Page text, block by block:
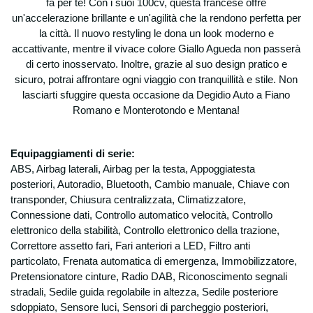
raccogliere alcuni suoi dati personali: dati
anagrafici, indirizzi e nominativi, recapiti
telefonici, indirizzi e-mail, codice fiscale,
partita IVA, dati bancari.
Possono essere raccolti ed archiviati anche
dati relativi alle offerte emesse (anche se
non accettate), agli ordini stipulati, nonché
eventuali informazioni generali relative alla
è necessaria l’acquisizione di dati personali
che il D.lgs 196 qualifica come “sensibili”.
Finalità
i dati personali sono raccolti e trattati per
poter rispondere alle vostre richieste,
presenti e future, di informazioni sui nostri
prodotti e/o servizi ed in generale per
evadere ogni informazione e specifico
ordine/contratto;
per l’esecuzione degli obblighi e degli
adempimenti amministrativi, fiscali, contabili,
fa per te! Con i suoi 100cv, questa francese offre
un'accelerazione brillante e un'agilità che la rendono perfetta per
la città. Il nuovo restyling le dona un look moderno e
accattivante, mentre il vivace colore Giallo Agueda non passerà
di certo inosservato. Inoltre, grazie al suo design pratico e
sicuro, potrai affrontare ogni viaggio con tranquillità e stile. Non
lasciarti sfuggire questa occasione da Degidio Auto a Fiano
Romano e Monterotondo e Mentana!
Equipaggiamenti di serie:
ABS, Airbag laterali, Airbag per la testa, Appoggiatesta
posteriori, Autoradio, Bluetooth, Cambio manuale, Chiave con
transponder, Chiusura centralizzata, Climatizzatore,
Connessione dati, Controllo automatico velocità, Controllo
elettronico della stabilità, Controllo elettronico della trazione,
Correttore assetto fari, Fari anteriori a LED, Filtro anti
particolato, Frenata automatica di emergenza, Immobilizzatore,
Pretensionatore cinture, Radio DAB, Riconoscimento segnali
stradali, Sedile guida regolabile in altezza, Sedile posteriore
sdoppiato, Sensore luci, Sensori di parcheggio posteriori,